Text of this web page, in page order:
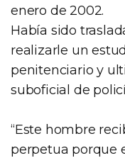
enero de 2002.
Había sido
realizarle un
penitenciario y
suboficial de
“Este hombre
perpetua porque